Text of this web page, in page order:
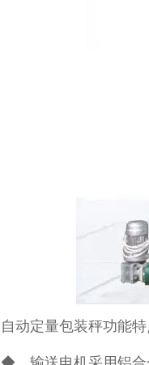
自动定量包装秤功能